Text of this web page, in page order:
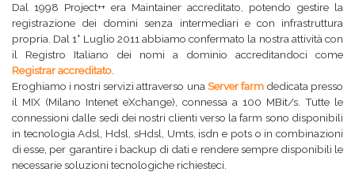
Dal 1998 Project++ era Maintainer accreditato, potendo gestire la
registrazione dei domini senza intermediari e con infrastruttura
propria. Dal 1° Luglio 2011 abbiamo confermato la nostra attività con
il Registro Italiano dei nomi a dominio accreditandoci come
Registrar accreditato
Eroghiamo i nostri servizi attraverso una Server farmdedicata presso
il MIX (Milano Intenet eXchange), connessa a 100 MBit/s. Tutte le
connessioni dalle sedi dei nostri clienti verso la farm sono disponibili
in tecnologia Adsl, Hdsl, sHdsl, Umts, isdn e pots o in combinazioni
di esse, per garantire i backup di dati e rendere sempre disponibili le
necessarie soluzioni tecnologiche richiesteci.